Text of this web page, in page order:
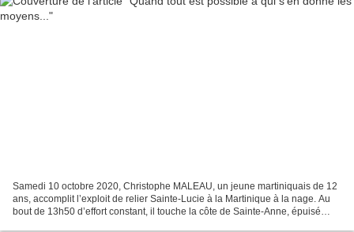
Samedi 10 octobre 2020, Christophe MALEAU, un jeune martiniquais de 12
ans, accomplit l’exploit de relier Sainte-Lucie à la Martinique à la nage. Au
bout de 13h50 d’effort constant, il touche la côte de Sainte-Anne, épuisé